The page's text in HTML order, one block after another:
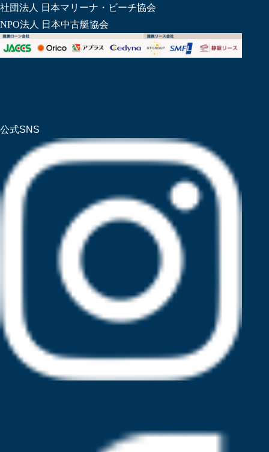
社団法人 日本マリーナ・ビーチ協会
NPO法人 日本中古艇協会
公式SNS